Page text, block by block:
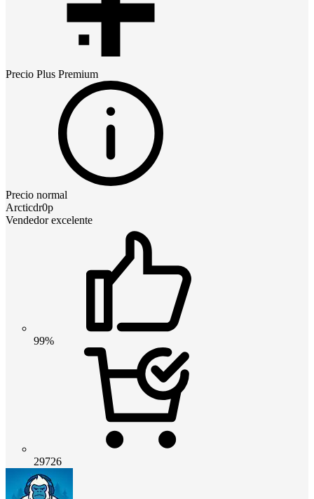
Precio Plus Premium
Precio normal
Arcticdr0p
Vendedor excelente
99%
29726